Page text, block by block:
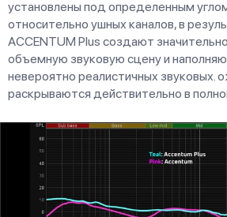
установлены под определенным
относительно ушных каналов, в
ACCENTUM Plus создают
объемную звуковую сцену и
невероятно реалистичных звуковых.
раскрываются действительно в